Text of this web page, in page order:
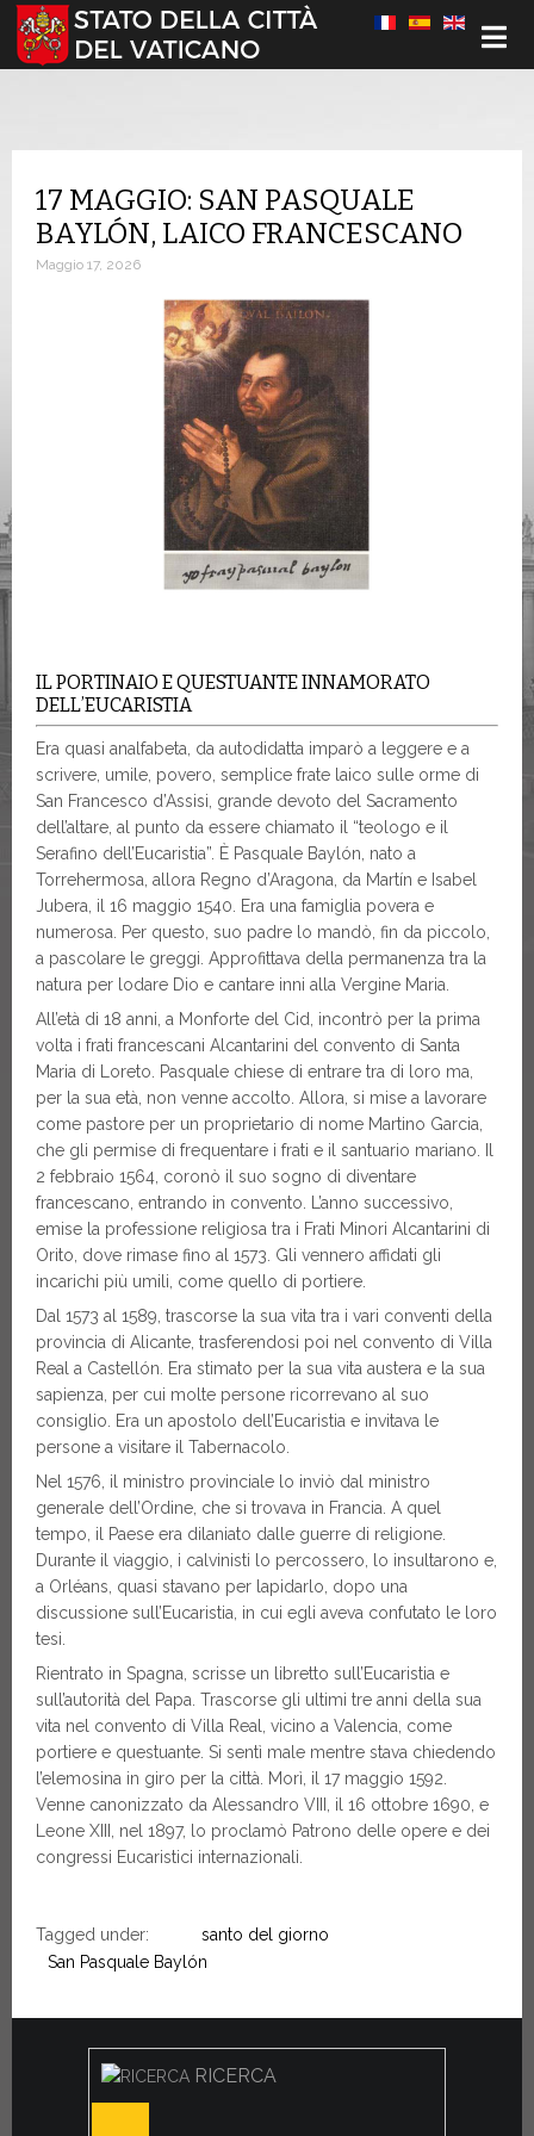
Seleziona la tua lingua
17 MAGGIO: SAN PASQUALE
BAYLÓN, LAICO FRANCESCANO
Maggio 17, 2026
IL PORTINAIO E QUESTUANTE INNAMORATO
DELL’EUCARISTIA
Era quasi analfabeta, da autodidatta imparò a leggere e a
scrivere, umile, povero, semplice frate laico sulle orme di
San Francesco d’Assisi, grande devoto del Sacramento
dell’altare, al punto da essere chiamato il “teologo e il
Serafino dell’Eucaristia”. È Pasquale Baylón, nato a
Torrehermosa, allora Regno d’Aragona, da Martín e Isabel
Jubera, il 16 maggio 1540. Era una famiglia povera e
numerosa. Per questo, suo padre lo mandò, fin da piccolo,
a pascolare le greggi. Approfittava della permanenza tra la
natura per lodare Dio e cantare inni alla Vergine Maria.
All’età di 18 anni, a Monforte del Cid, incontrò per la prima
volta i frati francescani Alcantarini del convento di Santa
Maria di Loreto. Pasquale chiese di entrare tra di loro ma,
per la sua età, non venne accolto. Allora, si mise a lavorare
come pastore per un proprietario di nome Martino Garcia,
che gli permise di frequentare i frati e il santuario mariano. Il
2 febbraio 1564, coronò il suo sogno di diventare
francescano, entrando in convento. L’anno successivo,
emise la professione religiosa tra i Frati Minori Alcantarini di
Orito, dove rimase fino al 1573. Gli vennero affidati gli
incarichi più umili, come quello di portiere.
Dal 1573 al 1589, trascorse la sua vita tra i vari conventi della
provincia di Alicante, trasferendosi poi nel convento di Villa
Real a Castellón. Era stimato per la sua vita austera e la sua
sapienza, per cui molte persone ricorrevano al suo
consiglio. Era un apostolo dell’Eucaristia e invitava le
persone a visitare il Tabernacolo.
Nel 1576, il ministro provinciale lo inviò dal ministro
generale dell’Ordine, che si trovava in Francia. A quel
tempo, il Paese era dilaniato dalle guerre di religione.
Durante il viaggio, i calvinisti lo percossero, lo insultarono e,
a Orléans, quasi stavano per lapidarlo, dopo una
discussione sull’Eucaristia, in cui egli aveva confutato le loro
tesi.
Rientrato in Spagna, scrisse un libretto sull’Eucaristia e
sull’autorità del Papa. Trascorse gli ultimi tre anni della sua
vita nel convento di Villa Real, vicino a Valencia, come
portiere e questuante. Si sentì male mentre stava chiedendo
l’elemosina in giro per la città. Morì, il 17 maggio 1592.
Venne canonizzato da Alessandro VIII, il 16 ottobre 1690, e
Leone XIII, nel 1897, lo proclamò Patrono delle opere e dei
congressi Eucaristici internazionali.
Tagged under:
santo del giorno
San Pasquale Baylón
RICERCA